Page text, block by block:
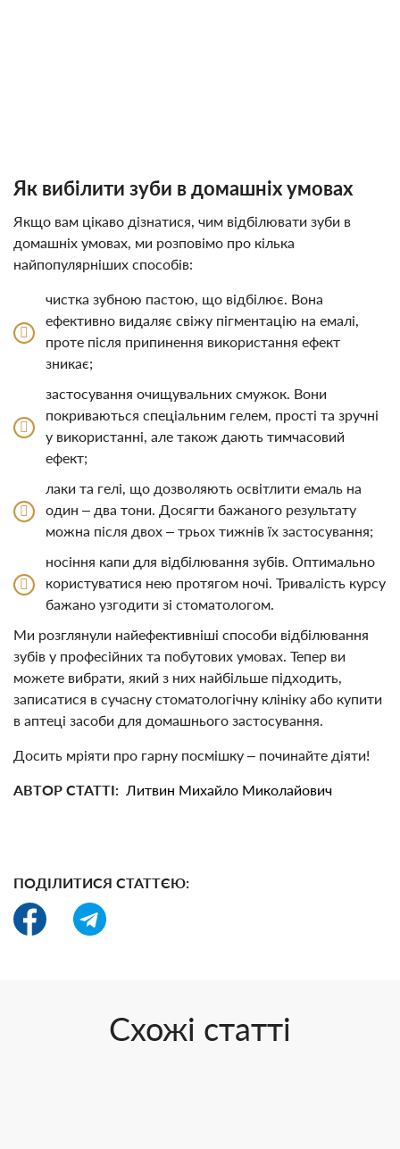
Як вибілити зуби в домашніх умовах
Якщо вам цікаво дізнатися, чим відбілювати зуби в
домашніх умовах, ми розповімо про кілька
найпопулярніших способів:
чистка зубною пастою, що відбілює. Вона
ефективно видаляє свіжу пігментацію на емалі,
проте після припинення використання ефект
зникає;
застосування очищувальних смужок. Вони
покриваються спеціальним гелем, прості та зручні
у використанні, але також дають тимчасовий
ефект;
лаки та гелі, що дозволяють освітлити емаль на
один – два тони. Досягти бажаного результату
можна після двох – трьох тижнів їх застосування;
носіння капи для відбілювання зубів. Оптимально
користуватися нею протягом ночі. Тривалість курсу
бажано узгодити зі стоматологом.
Ми розглянули найефективніші способи відбілювання
зубів у професійних та побутових умовах. Тепер ви
можете вибрати, який з них найбільше підходить,
записатися в сучасну стоматологічну клініку або купити
в аптеці засоби для домашнього застосування.
Досить мріяти про гарну посмішку – починайте діяти!
АВТОР СТАТТІ: Литвин Михайло Миколайович
ПОДІЛИТИСЯ СТАТТЄЮ:
Схожі статті